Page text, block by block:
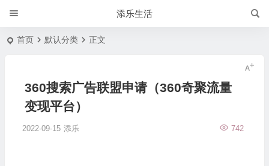
添乐生活
首页 默认分类 正文
360搜索广告联盟申请（360奇聚流量
变现平台）
2022-09-15 添乐 742